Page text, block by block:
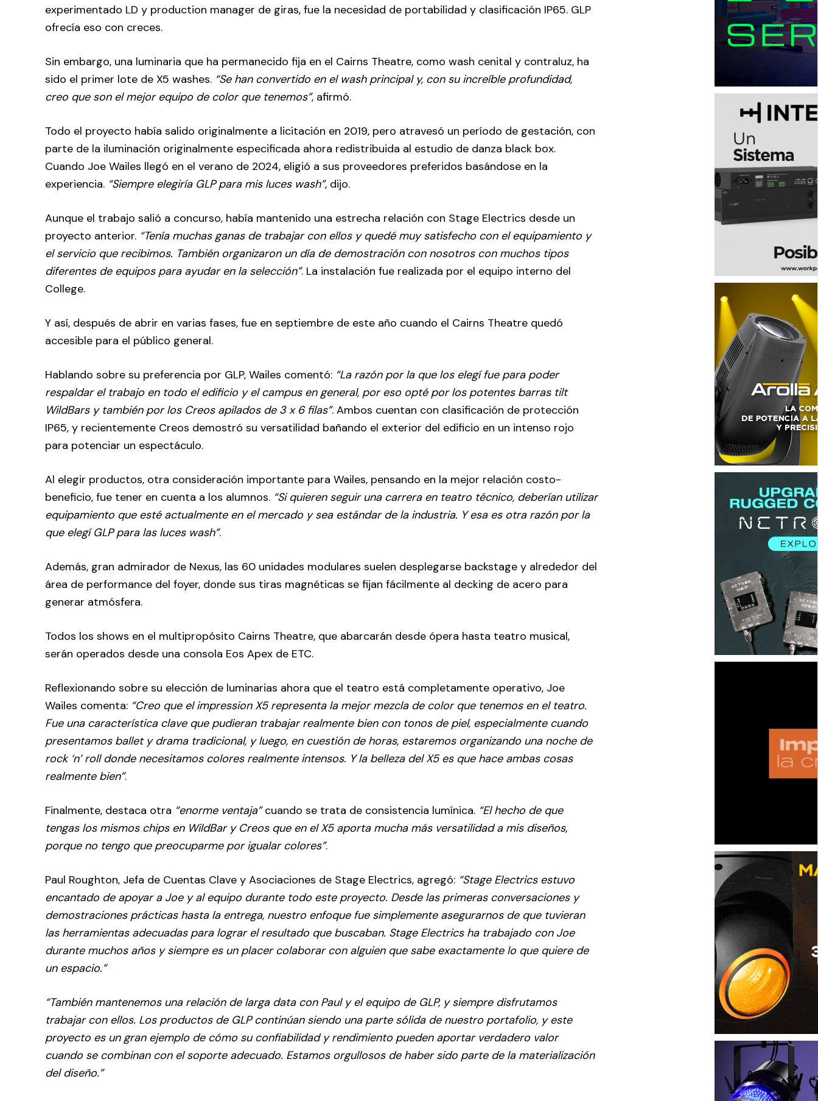
experimentado LD y production manager de giras, fue la necesidad de portabilidad y clasificación IP65. GLP
ofrecía eso con creces.
Sin embargo, una luminaria que ha permanecido fija en el Cairns Theatre, como wash cenital y contraluz, ha
sido el primer lote de X5 washes. “Se han convertido en el wash principal y, con su increíble profundidad,
creo que son el mejor equipo de color que tenemos”, afirmó.
Todo el proyecto había salido originalmente a licitación en 2019, pero atravesó un período de gestación, con
parte de la iluminación originalmente especificada ahora redistribuida al estudio de danza black box.
Cuando Joe Wailes llegó en el verano de 2024, eligió a sus proveedores preferidos basándose en la
experiencia. “Siempre elegiría GLP para mis luces wash”, dijo.
Aunque el trabajo salió a concurso, había mantenido una estrecha relación con Stage Electrics desde un
proyecto anterior. “Tenía muchas ganas de trabajar con ellos y quedé muy satisfecho con el equipamiento y
el servicio que recibimos. También organizaron un día de demostración con nosotros con muchos tipos
diferentes de equipos para ayudar en la selección”. La instalación fue realizada por el equipo interno del
College.
Y así, después de abrir en varias fases, fue en septiembre de este año cuando el Cairns Theatre quedó
accesible para el público general.
Hablando sobre su preferencia por GLP, Wailes comentó: “La razón por la que los elegí fue para poder
respaldar el trabajo en todo el edificio y el campus en general, por eso opté por los potentes barras tilt
WildBars y también por los Creos apilados de 3 x 6 filas”. Ambos cuentan con clasificación de protección
IP65, y recientemente Creos demostró su versatilidad bañando el exterior del edificio en un intenso rojo
para potenciar un espectáculo.
Al elegir productos, otra consideración importante para Wailes, pensando en la mejor relación costo-
beneficio, fue tener en cuenta a los alumnos. “Si quieren seguir una carrera en teatro técnico, deberían utilizar
equipamiento que esté actualmente en el mercado y sea estándar de la industria. Y esa es otra razón por la
que elegí GLP para las luces wash”.
Además, gran admirador de Nexus, las 60 unidades modulares suelen desplegarse backstage y alrededor del
área de performance del foyer, donde sus tiras magnéticas se fijan fácilmente al decking de acero para
generar atmósfera.
Todos los shows en el multipropósito Cairns Theatre, que abarcarán desde ópera hasta teatro musical,
serán operados desde una consola Eos Apex de ETC.
Reflexionando sobre su elección de luminarias ahora que el teatro está completamente operativo, Joe
Wailes comenta: “Creo que el impression X5 representa la mejor mezcla de color que tenemos en el teatro.
Fue una característica clave que pudieran trabajar realmente bien con tonos de piel, especialmente cuando
presentamos ballet y drama tradicional, y luego, en cuestión de horas, estaremos organizando una noche de
rock ‘n’ roll donde necesitamos colores realmente intensos. Y la belleza del X5 es que hace ambas cosas
realmente bien”.
Finalmente, destaca otra “enorme ventaja”cuando se trata de consistencia lumínica. “El hecho de que
tengas los mismos chips en WildBar y Creos que en el X5 aporta mucha más versatilidad a mis diseños,
porque no tengo que preocuparme por igualar colores”.
Paul Roughton, Jefa de Cuentas Clave y Asociaciones de Stage Electrics, agregó: “Stage Electrics estuvo
encantado de apoyar a Joe y al equipo durante todo este proyecto. Desde las primeras conversaciones y
demostraciones prácticas hasta la entrega, nuestro enfoque fue simplemente asegurarnos de que tuvieran
las herramientas adecuadas para lograr el resultado que buscaban. Stage Electrics ha trabajado con Joe
durante muchos años y siempre es un placer colaborar con alguien que sabe exactamente lo que quiere de
un espacio.”
“También mantenemos una relación de larga data con Paul y el equipo de GLP, y siempre disfrutamos
trabajar con ellos. Los productos de GLP continúan siendo una parte sólida de nuestro portafolio, y este
proyecto es un gran ejemplo de cómo su confiabilidad y rendimiento pueden aportar verdadero valor
cuando se combinan con el soporte adecuado. Estamos orgullosos de haber sido parte de la materialización
del diseño.”